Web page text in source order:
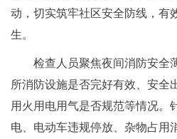
动， 切实筑牢社区安全防线，有
生。
检查人员聚焦夜间消防安全
所消防设施是否完好有效、安全
用火用电用气是否规范等情况。
电、电动车违规停放、杂物占用